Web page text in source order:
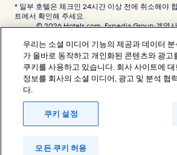
* 일부 호텔은 체크인 24시간 이상 전에 취소해야
트에서 확인해 주세요.
© 2026 Hotels.com, Expedia Group 계열
LP의 상표 또는 등록 상표입니다. 기타 모든 상표는
분쟁 해결: 전화: 82-3480-0145, 이메일:
트래블파트너익스체인지코리아 주식회사. 사업
익스피디아트래블코리아 주식회사, 서울특별시 종
업자등록번호: 724-86-00245.
관광사업자등록번호: 제2016-000008호, 통신판
로-1091, 대표이사: 정경륜
우리는 소셜 미디어 기능의 제공과 데이터
가 올바로 동작하고 개인화된 콘텐츠와 광고
쿠키를 사용하고 있습니다. 회사 사이트에
정보를 회사의 소셜 미디어, 광고 및 분석 협
다.
쿠키 설정
모든 쿠키 허용